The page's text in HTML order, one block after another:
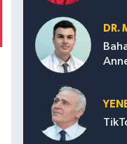
DR.